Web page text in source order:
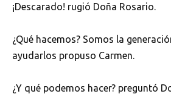
¡Descarado! rugió Doña Rosario.
¿Qué hacemos? Somos la
ayudarlos propuso Carmen.
¿Y qué podemos hacer? preguntó